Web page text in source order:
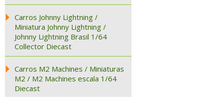
Carros Johnny Lightning /
Miniatura Johnny Lightning /
Johnny Lightning Brasil 1/64
Collector Diecast
Carros M2 Machines / Miniaturas
M2 / M2 Machines escala 1/64
Diecast